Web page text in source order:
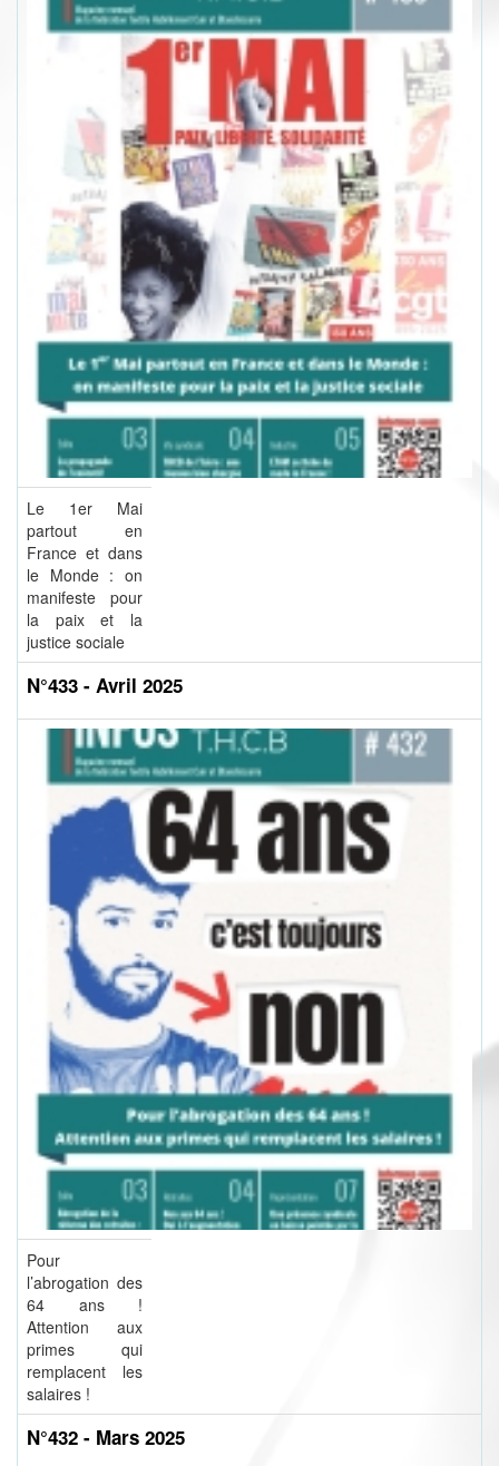
Le 1er Mai
partout en
France et dans
le Monde : on
manifeste pour
la paix et la
justice sociale
N°433 - Avril 2025
Pour
l’abrogation des
64 ans !
Attention aux
primes qui
remplacent les
salaires !
N°432 - Mars 2025